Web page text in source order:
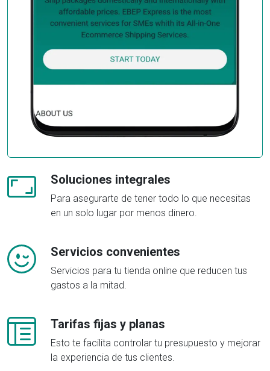
Soluciones integrales
Para asegurarte de tener todo lo que necesitas
en un solo lugar por menos dinero.
Servicios convenientes
Servicios para tu tienda online que reducen tus
gastos a la mitad.
Tarifas fijas y planas
Esto te facilita controlar tu presupuesto y mejorar
la experiencia de tus clientes.